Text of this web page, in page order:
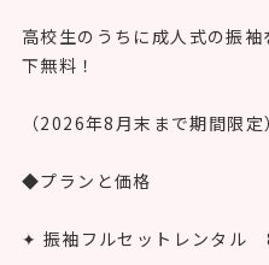
高校生のうちに成人式の振
下無料！
（2026年8月末まで期間限定
◆プランと価格
✦ 振袖フルセットレンタル